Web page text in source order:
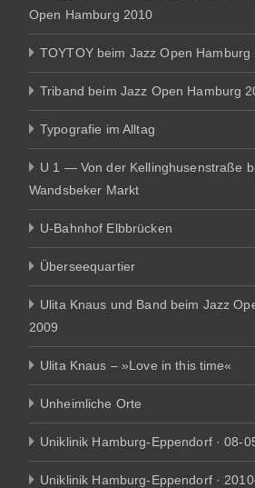
Open Hamburg 2010
TOYTOY beim Jazz Open Hamburg
Triband beim Jazz Open Hamburg
Typografie im Alltag
U 1 — Von der Kellinghusenstraße
Wandsbeker Markt
U-Bahnhof Elbbrücken
Überseequartier
Ulita Knaus und Band beim Jazz
2009
Ulita Knaus – »Love in this time«
Unheimliche Orte
Uniklinik Hamburg-Eppendorf · 08-
Uniklinik Hamburg-Eppendorf ·